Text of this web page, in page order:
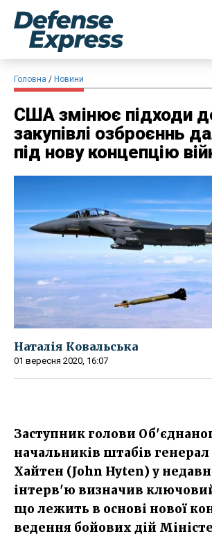
Головна Новини
США змінює підходи
закупівлі озброєннь
під нову концепцію
Наталія Ковальська
01 вересня 2020, 16:07
Заступник голови
начальників штабів
Хайтен (John Hyten) у
інтерв'ю визначив
що лежить в основі нової
ведення бойових дій